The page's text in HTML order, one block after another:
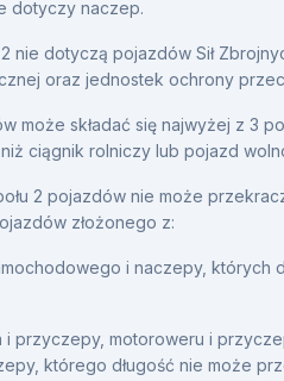
dotyczy naczep.
2 nie dotyczą pojazdów Sił
oraz jednostek ochrony
może składać się najwyżej z 3
ciągnik rolniczy lub pojazd
2 pojazdów nie może
złożonego z:
i naczepy, których
i przyczepy, motoroweru i
którego długość nie może